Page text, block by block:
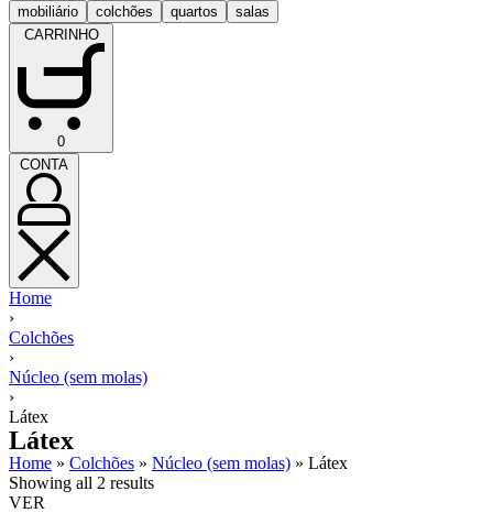
mobiliário colchões quartos
salas
CARRINHO
0CARRINHO
(0)
CONTA
CONTA
Home
›
Colchões
›
Núcleo (sem molas)
›
Látex
Látex
Home » Colchões » Núcleo (sem molas) » Látex
Showing all 2 results
VER